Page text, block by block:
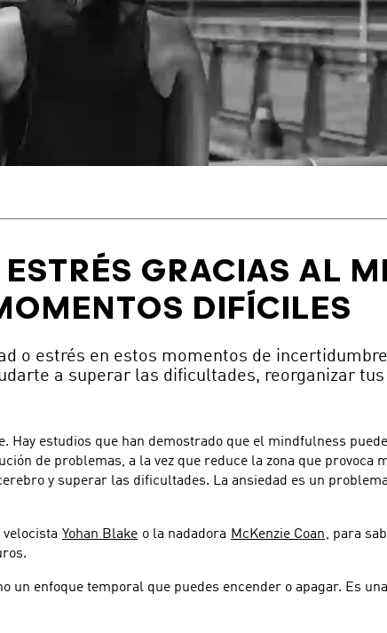
GRACIAS AL
DIFÍCILES
o estrés en estos momentos de
a superar las dificultades, reorganizar
Hay estudios que han demostrado que el mindfulness
de problemas, a la vez que reduce la zona que provoca
y superar las dificultades. La ansiedad es un
Yohan Blake o la nadadora McKenzie Coan, para
enfoque temporal que puedes encender o apagar. Es